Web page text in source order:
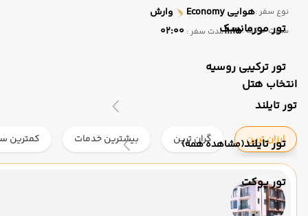
تور مورمانسک
تور ترکیبی روسیه
تور تایلند
تور تایلند(مشاهده همه)
تور پوکت
نوع سفر :هوایی وارش
ساعت حرکت :11:15مدت سفر : 02:00
انتخاب هتل
ارزان ترین گران ترین بیشترین خدمات کمترین